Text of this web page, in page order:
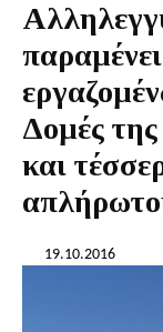
Δομές
και
19.10.2016